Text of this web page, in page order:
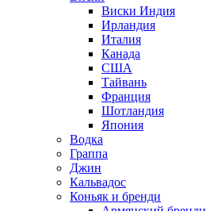
Виски Индия
Ирландия
Италия
Канада
США
Тайвань
Франция
Шотландия
Япония
Водка
Граппа
Джин
Кальвадос
Коньяк и бренди